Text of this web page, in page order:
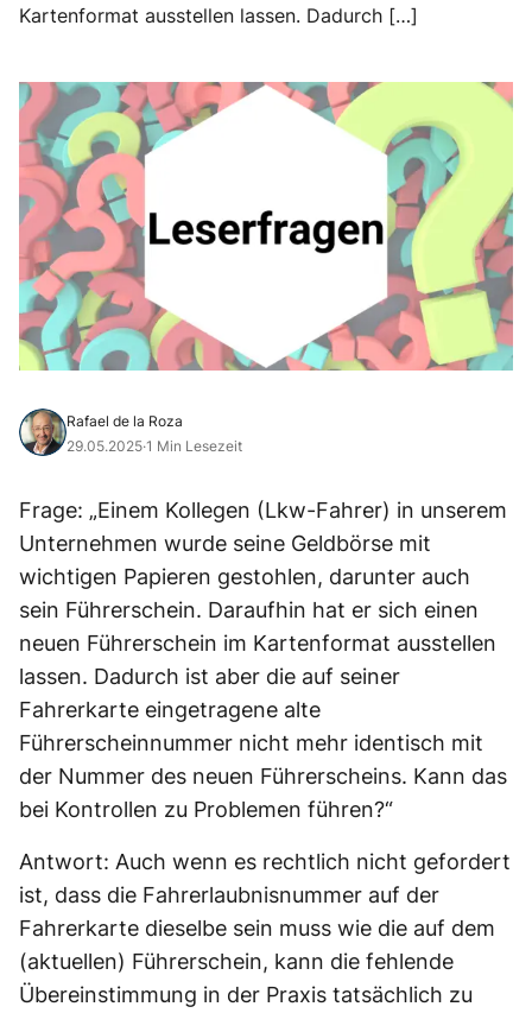
Kartenformat ausstellen lassen. Dadurch […]
Rafael de la Roza
29.05.2025·1 Min Lesezeit
Frage: „Einem Kollegen (Lkw-Fahrer) in unserem
Unternehmen wurde seine Geldbörse mit
wichtigen Papieren gestohlen, darunter auch
sein Führerschein. Daraufhin hat er sich einen
neuen Führerschein im Kartenformat ausstellen
lassen. Dadurch ist aber die auf seiner
Fahrerkarte eingetragene alte
Führerscheinnummer nicht mehr identisch mit
der Nummer des neuen Führerscheins. Kann das
bei Kontrollen zu Problemen führen?“
Antwort: Auch wenn es rechtlich nicht gefordert
ist, dass die Fahrerlaubnisnummer auf der
Fahrerkarte dieselbe sein muss wie die auf dem
(aktuellen) Führerschein, kann die fehlende
Übereinstimmung in der Praxis tatsächlich zu